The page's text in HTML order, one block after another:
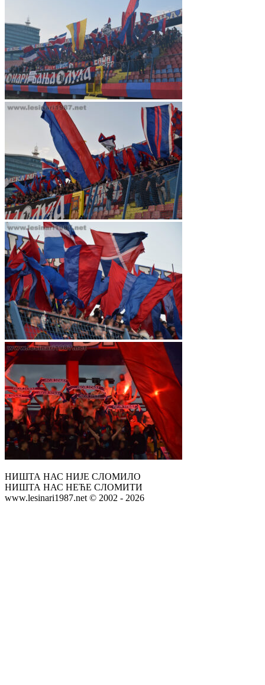
НИШТА НАС НИЈЕ СЛОМИЛО
НИШТА НАС НЕЋЕ СЛОМИТИ
www.lesinari1987.net © 2002 - 2026